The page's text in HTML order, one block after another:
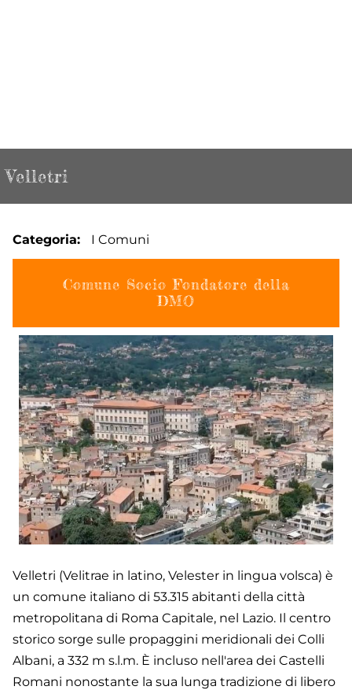
Velletri
Categoria I Comuni
Comune Socio Fondatore della
DMO
Velletri (Velitrae in latino, Velester in lingua volsca) è
un comune italiano di 53.315 abitanti della città
metropolitana di Roma Capitale, nel Lazio. Il centro
storico sorge sulle propaggini meridionali dei Colli
Albani, a 332 m s.l.m. È incluso nell'area dei Castelli
Romani nonostante la sua lunga tradizione di libero